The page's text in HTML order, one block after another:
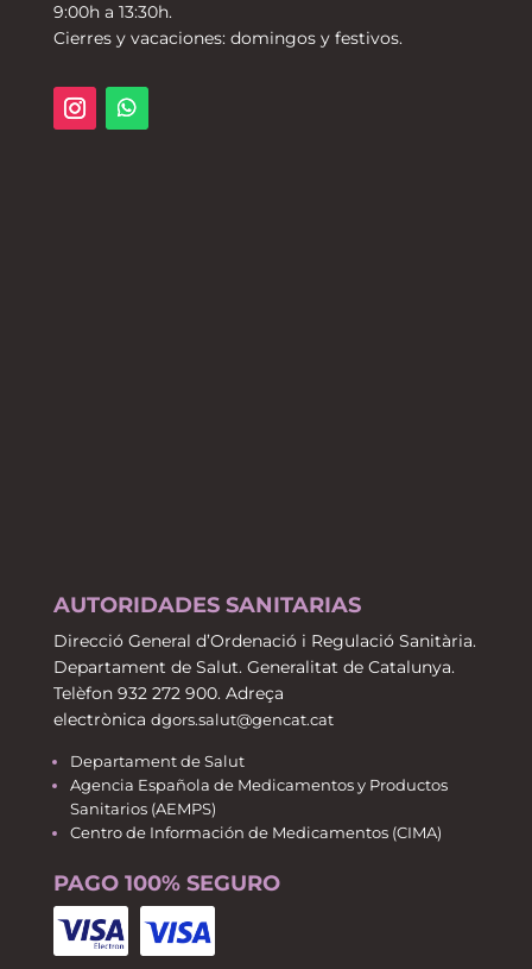
9:00h a 13:30h.
Cierres y vacaciones: domingos y festivos.
AUTORIDADES SANITARIAS
Direcció General d’Ordenació i Regulació Sanitària.
Departament de Salut. Generalitat de Catalunya.
Telèfon 932 272 900. Adreça
electrònica dgors.salut@gencat.cat
Departament de Salut
Agencia Española de Medicamentos y Productos
Sanitarios (AEMPS)
Centro de Información de Medicamentos (CIMA)
PAGO 100% SEGURO